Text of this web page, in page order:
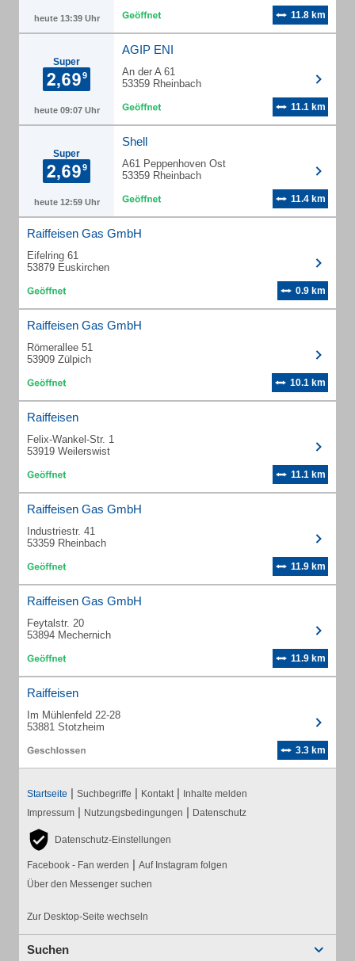
heute 13:39 Uhr 11.8 km
Super
heute 09:07 Uhr
AGIP ENI
An der A 61
53359 Rheinbach
11.1 km
Super
heute 12:59 Uhr
Shell
A61 Peppenhoven Ost
53359 Rheinbach
11.4 km
Raiffeisen Gas GmbH
Eifelring 61
53879 Euskirchen
0.9 km
Raiffeisen Gas GmbH
Römerallee 51
53909 Zülpich
10.1 km
Raiffeisen
Felix-Wankel-Str. 1
53919 Weilerswist
11.1 km
Raiffeisen Gas GmbH
Industriestr. 41
53359 Rheinbach
11.9 km
Raiffeisen Gas GmbH
Feytalstr. 20
53894 Mechernich
11.9 km
Raiffeisen
Im Mühlenfeld 22-28
53881 Stotzheim
3.3 km
Startseite | Suchbegriffe | Kontakt | Inhalte melden
Impressum | Nutzungsbedingungen | Datenschutz
Datenschutz-Einstellungen
Facebook - Fan werden | Auf Instagram folgen
Über den Messenger suchen
Zur Desktop-Seite wechseln
Suchen